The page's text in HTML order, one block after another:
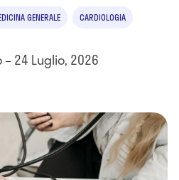
GENERALE CARDIOLOGIA
24 Luglio, 2026